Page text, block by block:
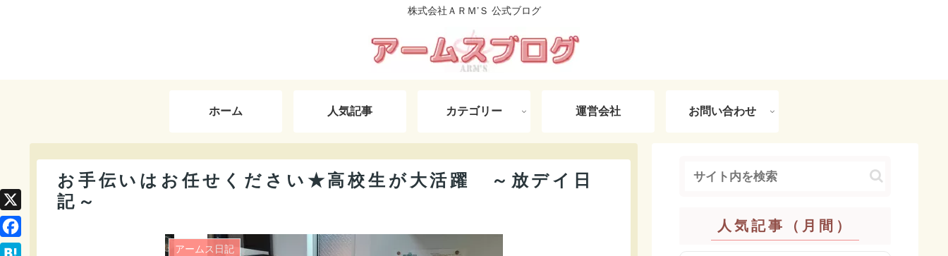
株式会社ＡＲＭ’Ｓ 公式ブログ
ホーム 人気記事 カテゴリー 運営会社 お問い合わせ
お手伝いはお任せください★高校生が大活躍 ～放デイ日
記～
アームス日記
X
F
人気記事（月間）